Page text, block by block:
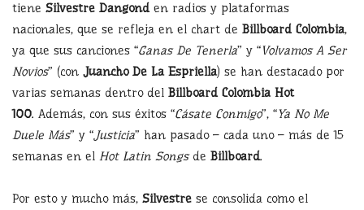
tiene Silvestre Dangonden radios y plataformas
nacionales, que se refleja en el chart de Billboard Colombia,
ya que sus canciones “Ganas De Tenerla” y “Volvamos A Ser
Novios” (con Juancho De La Espriella) se han destacado por
varias semanas dentro del Billboard Colombia Hot
100. Además, con sus éxitos “Cásate Conmigo”, “Ya No Me
Duele Más” y “Justicia” han pasado – cada uno – más de 15
semanas en el Hot Latin Songsde Billboard.
Por esto y mucho más, Silvestre se consolida como el